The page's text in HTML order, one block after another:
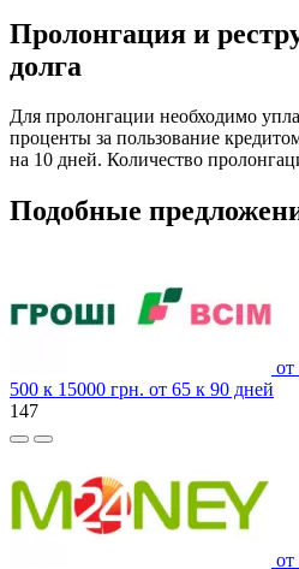
Пролонгация и
долга
Для пролонгации необходимо
проценты за пользование
на 10 дней. Количество
Подобные
от
500 к 15000 грн. от 65 к 90 дней
147
от